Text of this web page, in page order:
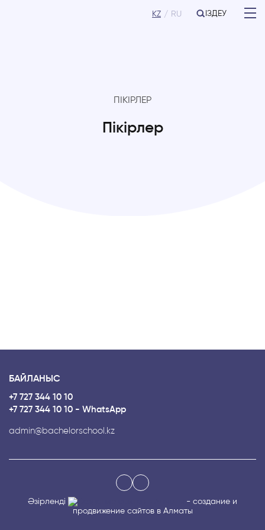
KZ RU ІЗДЕУ
ПІКІРЛЕР
Пікірлер
БАЙЛАНЫС
+7 727 344 10 10
+7 727 344 10 10 - WhatsApp
admin@bachelorschool.kz
Әзірленді
- создание и
продвижение сайтов в Алматы